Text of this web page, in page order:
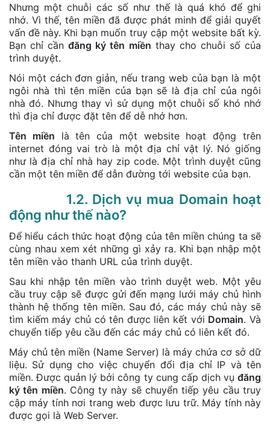
Nhưng một chuỗi các số như thế là quá khó để ghi
nhớ. Vì thế, tên miền đã được phát minh để giải quyết
vấn đề này. Khi bạn muốn truy cập một website bất kỳ.
Bạn chỉ cầnđăng ký tên miền thay cho chuỗi số của
trình duyệt.
Nói một cách đơn giản, nếu trang web của bạn là một
ngôi nhà thì tên miền của bạn sẽ là địa chỉ của ngôi
nhà đó. Nhưng thay vì sử dụng một chuỗi số khó nhớ
thì địa chỉ được đặt tên để dễ nhớ hơn.
Tên miền là tên của một website hoạt động trên
internet đóng vai trò là một địa chỉ vật lý. Nó giống
như là địa chỉ nhà hay zip code. Một trình duyệt cũng
cần một tên miền để dẫn đường tới website của bạn.
1.2. Dịch vụ mua Domain hoạt
động như thế nào?
Để hiểu cách thức hoạt động của tên miền chúng ta sẽ
cùng nhau xem xét những gì xảy ra. Khi bạn nhập một
tên miền vào thanh URL của trình duyệt.
Sau khi nhập tên miền vào trình duyệt web. Một yêu
cầu truy cập sẽ được gửi đến mạng lưới máy chủ hình
thành hệ thống tên miền. Sau đó, các máy chủ này sẽ
tìm kiếm máy chủ có tên được liên kết với Domain. Và
chuyển tiếp yêu cầu đến các máy chủ có liên kết đó.
Máy chủ tên miền (Name Server) là máy chứa cơ sở dữ
liệu. Sử dụng cho việc chuyển đổi địa chỉ IP và tên
miền. Được quản lý bởi công ty cung cấp dịch vụ đăng
ký tên miền. Công ty này sẽ chuyển tiếp yêu cầu truy
cập máy tính nơi trang web được lưu trữ. Máy tính này
được gọi là Web Server.